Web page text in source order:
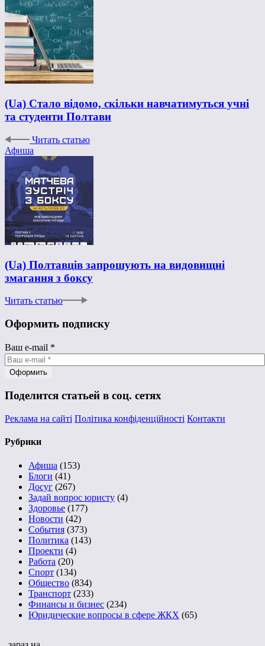
(Ua) Стало відомо, скільки навчатимуться учні
та студенти Полтави
Читать статью
Афиша
(Ua) Полтавців запрошують на видовищні
змагання з боксу
Читать статью
Оформить подписку
Ваш e-mail *
Поделится статьей в соц. сетях
Реклама на сайті Політика конфіденційності Контакти
Рубрики
Афиша (153)
Блоги (41)
Досуг (267)
Задай вопрос юристу (4)
Здоровье (177)
Новости (42)
События (373)
Политика (143)
Проекти (4)
Работа (20)
Спорт (134)
Общество (834)
Транспорт (233)
Финансы и бизнес (234)
Юридические вопросы в сфере ЖКХ (65)